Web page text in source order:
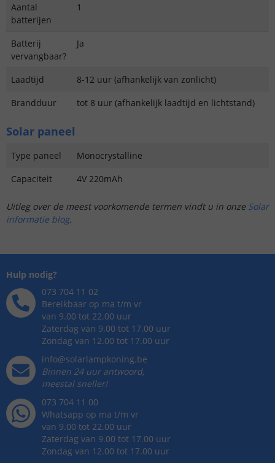
Aantal
batterijen
1
Batterij
vervangbaar?
Ja
Laadtijd
8-12 uur (afhankelijk van zonlicht)
Brandduur
tot 8 uur (afhankelijk laadtijd en lichtstand)
Solar paneel
Type paneel
Monocrystalline
Capaciteit
4V 220mAh
Uitleg over de meest voorkomende termen vindt u in onze Solar
informatie blog.
Hulp nodig?
073 704 11 02
Bereikbaar op ma t/m vr
van 9.00 tot 22.00 uur
Zaterdag van 9.00 tot 17.00 uur
Zondag van 12.00 tot 17.00 uur
info@solarlampkoning.be
Binnen 24 uur antwoord,
meestal sneller!
073 704 11 00
Whatsapp op ma t/m vr
van 9.00 tot 22.00 uur
Zaterdag van 9.00 tot 17.00 uur
Zondag van 12.00 tot 17.00 uur